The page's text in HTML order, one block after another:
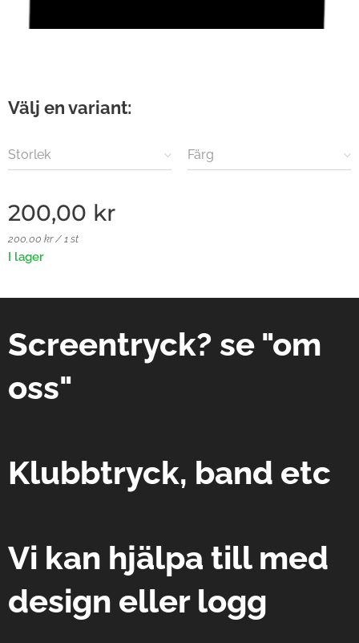
Välj en variant:
Storlek Färg
200,00 kr
200,00 kr / 1 st
I lager
Screentryck? se "om
oss"
Klubbtryck, band etc
Vi kan hjälpa till med
design eller logg